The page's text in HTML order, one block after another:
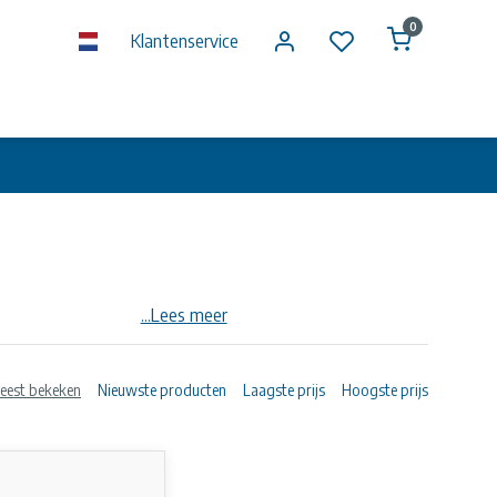
Klantenservice
0
...Lees meer
bekeken Nieuwste producten Laagste prijs Hoogste prijs